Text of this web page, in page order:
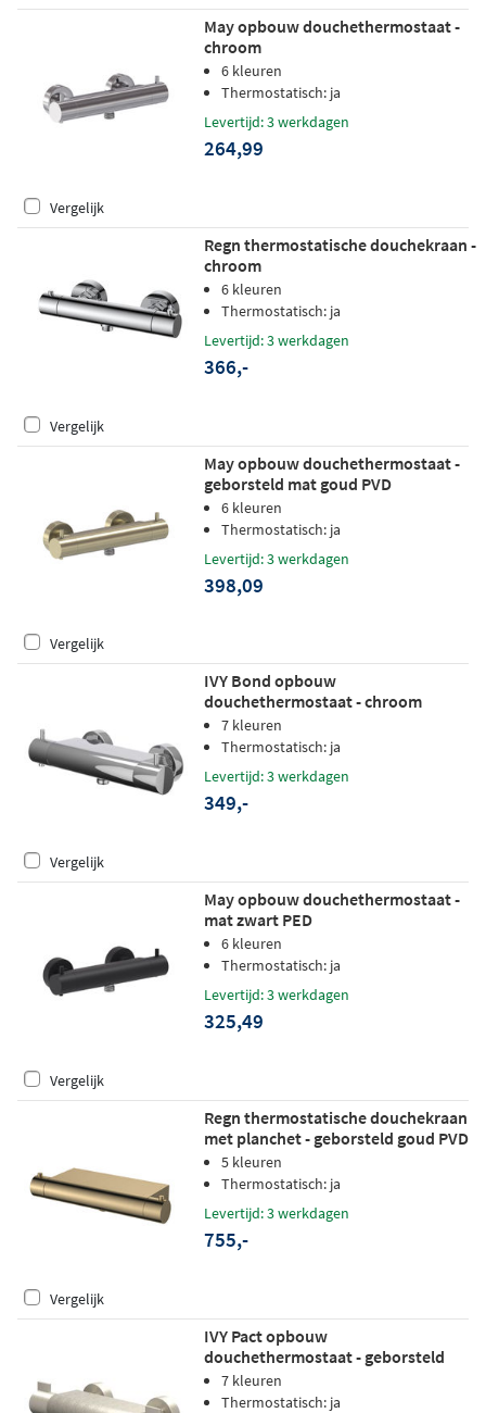
May opbouw douchethermostaat -
chroom
6 kleuren
Thermostatisch: ja
Levertijd: 3 werkdagen
264,99
Vergelijk
Regn thermostatische douchekraan -
chroom
6 kleuren
Thermostatisch: ja
Levertijd: 3 werkdagen
366,-
Vergelijk
May opbouw douchethermostaat -
geborsteld mat goud PVD
6 kleuren
Thermostatisch: ja
Levertijd: 3 werkdagen
398,09
Vergelijk
IVY Bond opbouw
douchethermostaat - chroom
7 kleuren
Thermostatisch: ja
Levertijd: 3 werkdagen
349,-
Vergelijk
May opbouw douchethermostaat -
mat zwart PED
6 kleuren
Thermostatisch: ja
Levertijd: 3 werkdagen
325,49
Vergelijk
Regn thermostatische douchekraan
met planchet - geborsteld goud PVD
5 kleuren
Thermostatisch: ja
Levertijd: 3 werkdagen
755,-
Vergelijk
IVY Pact opbouw
douchethermostaat - geborsteld
nickel PVD
7 kleuren
Thermostatisch: ja